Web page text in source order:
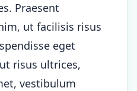
Praesent
ut facilisis risus
eget
risus ultrices,
vestibulum